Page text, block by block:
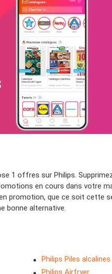
1 offres sur Philips.
en cours dans votre
promotion, que ce soit cette
bonne alternative.
Philips Piles alcalines
Philips Airfryer